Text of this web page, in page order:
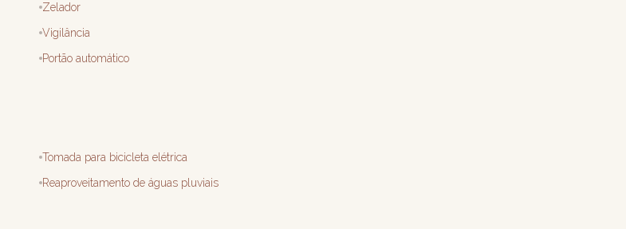
Zelador
Vigilância
Portão automático
Tomada para bicicleta elétrica
Reaproveitamento de águas pluviais